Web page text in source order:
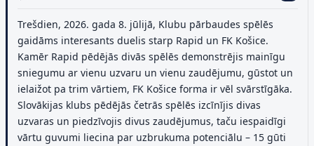
Trešdien, 2026. gada 8. jūlijā, Klubu pārbaudes spēlēs
gaidāms interesants duelis starp Rapid un FK Košice.
Kamēr Rapid pēdējās divās spēlēs demonstrējis mainīgu
sniegumu ar vienu uzvaru un vienu zaudējumu, gūstot un
ielaižot pa trim vārtiem, FK Košice forma ir vēl svārstīgāka.
Slovākijas klubs pēdējās četrās spēlēs izcīnījis divas
uzvaras un piedzīvojis divus zaudējumus, taču iespaidīgi
vārtu guvumi liecina par uzbrukuma potenciālu – 15 gūti